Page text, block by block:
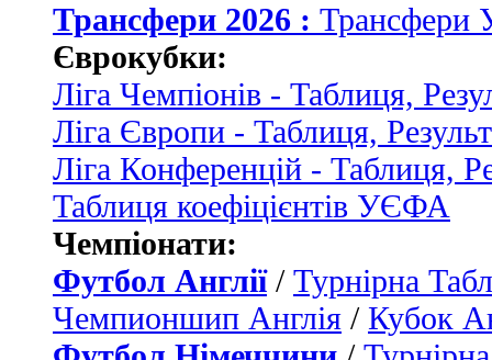
Трансфери 2026 : Трансфери
Єврокубки:
Ліга Чемпіонів - Таблиця,
Ліга Європи - Таблиця,
Ліга Конференцій - Таблиця,
Таблиця коефіцієнтів УЄФА
Чемпіонати:
Футбол Англії/ Турнірна
Чемпионшип Англія / Кубок